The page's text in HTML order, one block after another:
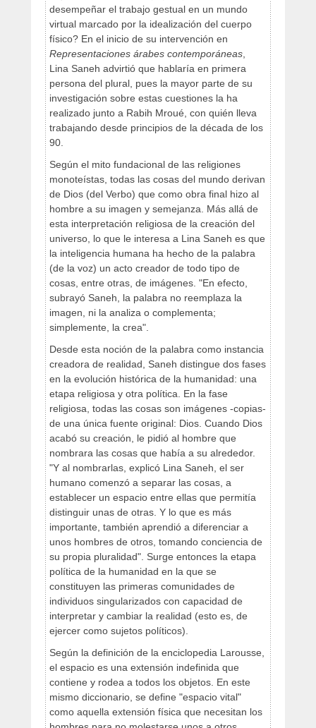
desempeñar el trabajo gestual en un mundo
virtual marcado por la idealización del cuerpo
físico? En el inicio de su intervención en
Representaciones árabes contemporáneas
Lina Saneh advirtió que hablaría en primera
persona del plural, pues la mayor parte de su
investigación sobre estas cuestiones la ha
realizado junto a Rabih Mroué, con quién lleva
trabajando desde principios de la década de los
90.
Según el mito fundacional de las religiones
monoteístas, todas las cosas del mundo derivan
de Dios (del Verbo) que como obra final hizo al
hombre a su imagen y semejanza. Más allá de
esta interpretación religiosa de la creación del
universo, lo que le interesa a Lina Saneh es que
la inteligencia humana ha hecho de la palabra
(de la voz) un acto creador de todo tipo de
cosas, entre otras, de imágenes. "En efecto,
subrayó Saneh, la palabra no reemplaza la
imagen, ni la analiza o complementa;
simplemente, la crea".
Desde esta noción de la palabra como instancia
creadora de realidad, Saneh distingue dos fases
en la evolución histórica de la humanidad: una
etapa religiosa y otra política. En la fase
religiosa, todas las cosas son imágenes -copias-
de una única fuente original: Dios. Cuando Dios
acabó su creación, le pidió al hombre que
nombrara las cosas que había a su alrededor.
"Y al nombrarlas, explicó Lina Saneh, el ser
humano comenzó a separar las cosas, a
establecer un espacio entre ellas que permitía
distinguir unas de otras. Y lo que es más
importante, también aprendió a diferenciar a
unos hombres de otros, tomando conciencia de
su propia pluralidad". Surge entonces la etapa
política de la humanidad en la que se
constituyen las primeras comunidades de
individuos singularizados con capacidad de
interpretar y cambiar la realidad (esto es, de
ejercer como sujetos políticos).
Según la definición de la enciclopedia Larousse,
el espacio es una extensión indefinida que
contiene y rodea a todos los objetos. En este
mismo diccionario, se define "espacio vital"
como aquella extensión física que necesitan los